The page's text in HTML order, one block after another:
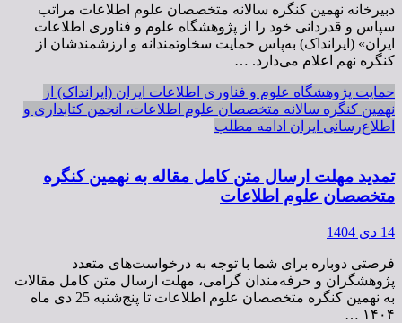
دبیرخانه نهمین کنگره سالانه متخصصان علوم اطلاعات مراتب
سپاس و قدردانی خود را از پژوهشگاه علوم و فناوری اطلاعات
ایران» (ایرانداک) به‌پاس حمایت سخاوتمندانه و ارزشمندشان از
کنگره نهم اعلام می‌دارد. …
حمایت پژوهشگاه علوم و فناوری اطلاعات ایران (ایرانداک) از
نهمین کنگره سالانه متخصصان علوم اطلاعات، انجمن کتابداری و
اطلاع‌رسانی ایران ادامه مطلب
تمدید مهلت ارسال متن کامل مقاله به نهمین کنگره
متخصصان علوم اطلاعات
14 دی 1404
فرصتی دوباره برای شما با توجه به درخواست‌های متعدد
پژوهشگران و حرفه‌مندان گرامی، مهلت ارسال متن کامل مقالات
به نهمین کنگره متخصصان علوم اطلاعات تا پنج‌شنبه 25 دی ماه
۱۴۰۴ …